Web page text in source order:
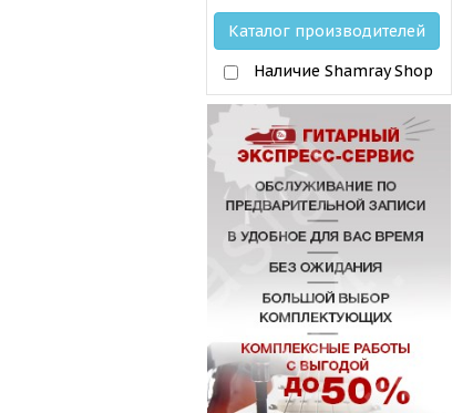
Каталог производителей
Наличие Shamray Shop